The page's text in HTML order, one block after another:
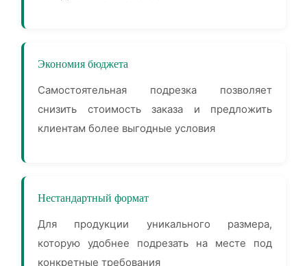
Экономия бюджета
Самостоятельная подрезка позволяет
снизить стоимость заказа и предложить
клиентам более выгодные условия
Нестандартный формат
Для продукции уникального размера,
которую удобнее подрезать на месте под
конкретные требования